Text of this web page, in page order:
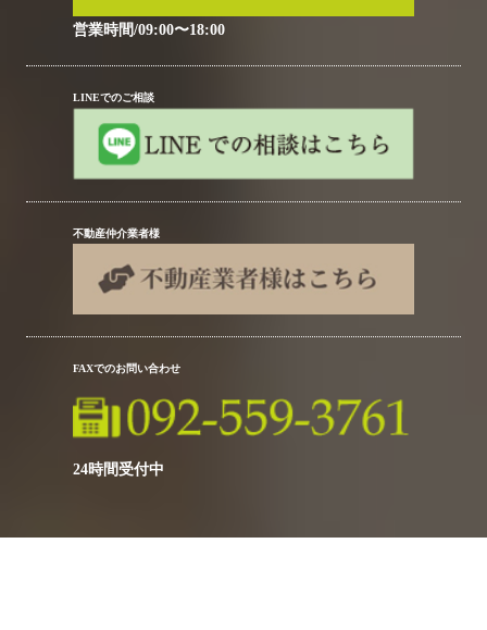
営業時間/09:00〜18:00
LINEでのご相談
不動産仲介業者様
FAXでのお問い合わせ
24時間受付中